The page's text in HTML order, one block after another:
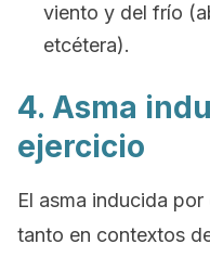
viento y del frío
etcétera).
4. Asma
ejercicio
El asma inducida
tanto en contextos